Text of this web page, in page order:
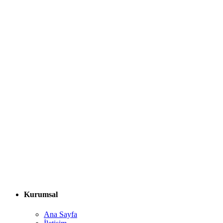
Kurumsal
Ana Sayfa